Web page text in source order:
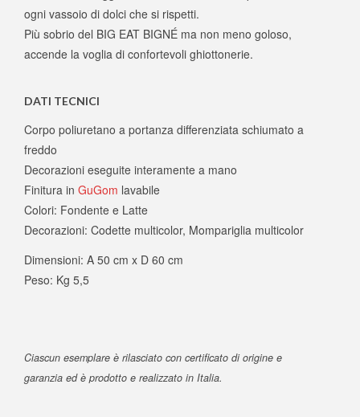
ogni vassoio di dolci che si rispetti.
Più sobrio del BIG EAT BIGNÉ ma non meno goloso,
accende la voglia di confortevoli ghiottonerie.
DATI TECNICI
Corpo poliuretano a portanza differenziata schiumato a
freddo
Decorazioni eseguite interamente a mano
Finitura in GuGom lavabile
Colori: Fondente e Latte
Decorazioni: Codette multicolor, Mompariglia multicolor
Dimensioni: A 50 cm x D 60 cm
Peso: Kg 5,5
Ciascun esemplare è rilasciato con certificato di origine e
garanzia ed è prodotto e realizzato in Italia.